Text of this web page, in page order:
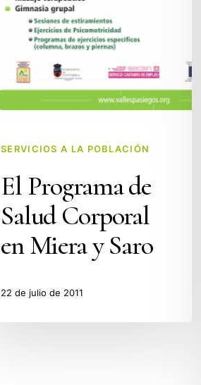
SERVICIOS A LA POBLACIÓN
El Programa de
Salud Corporal
en Miera y Saro
22 de julio de 2011